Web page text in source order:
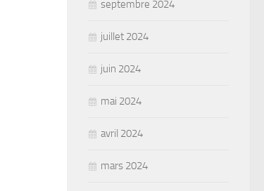
septembre 2024
juillet 2024
juin 2024
mai 2024
avril 2024
mars 2024